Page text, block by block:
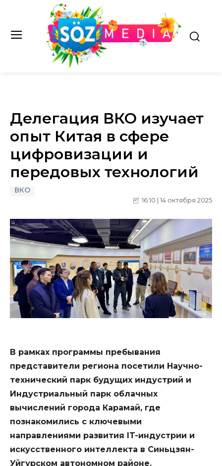
Делегация ВКО изучает
опыт Китая в сфере
цифровизации и
передовых технологий
ВКО
16:10 | 14 октября 2025
В рамках программы пребывания
представители региона посетили Научно-
технический парк будущих индустрий и
Индустриальный парк облачных
вычислений города Карамай, где
познакомились с ключевыми
направлениями развития IT-индустрии и
искусственного интеллекта в Синьцзян-
Уйгурском автономном районе.